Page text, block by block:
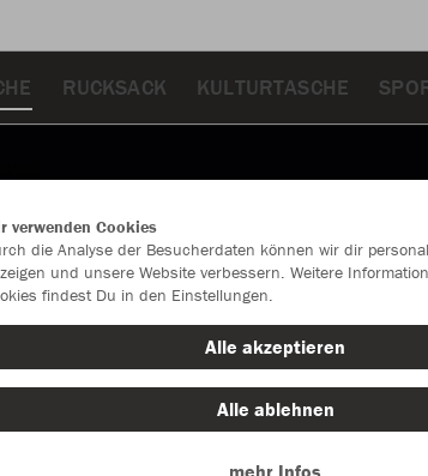
RUCKSACK KULTURTASCHE
verwenden Cookies
die Analyse der Besucherdaten können wir dir
und unsere Website verbessern. Weitere
findest Du in den Einstellungen.
Alle akzeptieren
Alle ablehnen
mehr Infos